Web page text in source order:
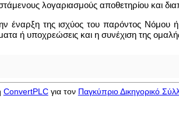
λογαριασμούς αποθετηρίου και
έναρξη της ισχύος του παρόντος Νόμου
ή υποχρεώσεις και η συνέχιση της
ConvertPLCγια τον Παγκύπριο Δικηγορικό